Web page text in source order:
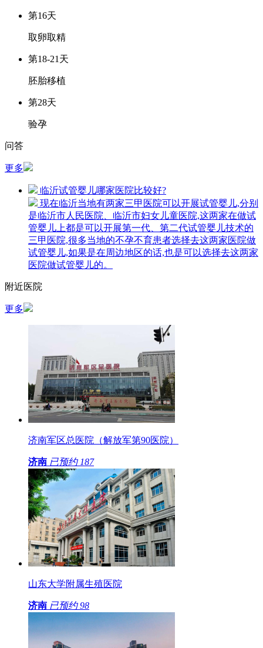
第16天
取卵取精
第18-21天
胚胎移植
第28天
验孕
问答
更多
临沂试管婴儿哪家医院比较好?
现在临沂当地有两家三甲医院可以开展试管婴儿,分别
是临沂市人民医院、临沂市妇女儿童医院,这两家在做试
管婴儿上都是可以开展第一代、第二代试管婴儿技术的
三甲医院,很多当地的不孕不育患者选择去这两家医院做
试管婴儿,如果是在周边地区的话,也是可以选择去这两家
医院做试管婴儿的。
附近医院
更多
济南军区总医院（解放军第90医院）
济南 已预约 187
山东大学附属生殖医院
济南 已预约 98